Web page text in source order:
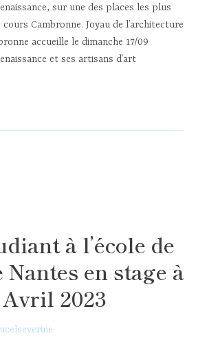
sur une des places les plus
Cambronne. Joyau de l’architecture
accueille le dimanche 17/09
et ses artisans d’art
à l’école de
Nantes en stage à
2023